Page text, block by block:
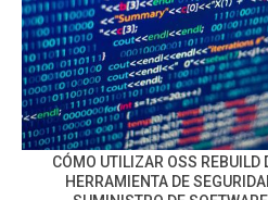
CÓMO UTILIZAR OSS REBUILD
HERRAMIENTA DE